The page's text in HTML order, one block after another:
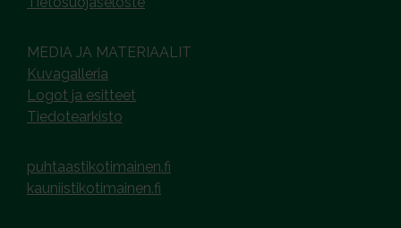
MEDIA JA MATERIAALIT
Kuvagalleria
Logot ja esitteet
Tiedotearkisto
puhtaastikotimainen.fi
kauniistikotimainen.fi